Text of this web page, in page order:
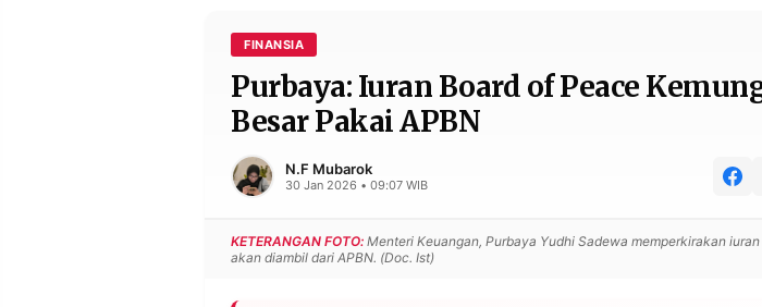
FINANSIA
Purbaya: Iuran Board of Peace
Besar Pakai APBN
N.F Mubarok
30 Jan 2026 • 09:07 WIB
KETERANGAN FOTO: Menteri Keuangan, Purbaya Yudhi Sadewa memperkirakan
akan diambil dari APBN. (Doc. Ist)